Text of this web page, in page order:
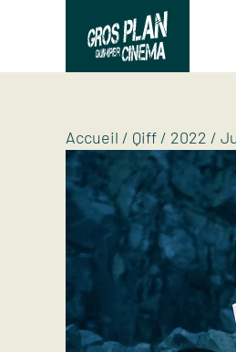
Panneau de gestion des cookies
Gros planAssociation
Accueil / Qiff / 2022 /